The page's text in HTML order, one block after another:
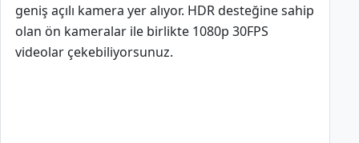
geniş açılı kamera yer alıyor. HDR desteğine sahip
olan ön kameralar ile birlikte 1080p 30FPS
videolar çekebiliyorsunuz.